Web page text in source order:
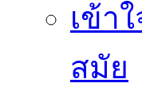
เข้า
สมัย